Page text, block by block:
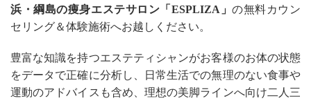
浜・綱島の痩身エステサロン「ESPLIZA」の無料カウン
セリング＆体験施術へお越しください。
豊富な知識を持つエステティシャンがお客様のお体の状態
をデータで正確に分析し、日常生活での無理のない食事や
運動のアドバイスも含め、理想の美脚ラインへ向け二人三